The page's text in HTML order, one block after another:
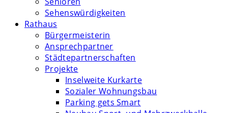
Sehenswürdigkeiten
Rathaus
Bürgermeisterin
Ansprechpartner
Städtepartnerschaften
Projekte
Inselweite Kurkarte
Sozialer Wohnungsbau
Parking gets Smart